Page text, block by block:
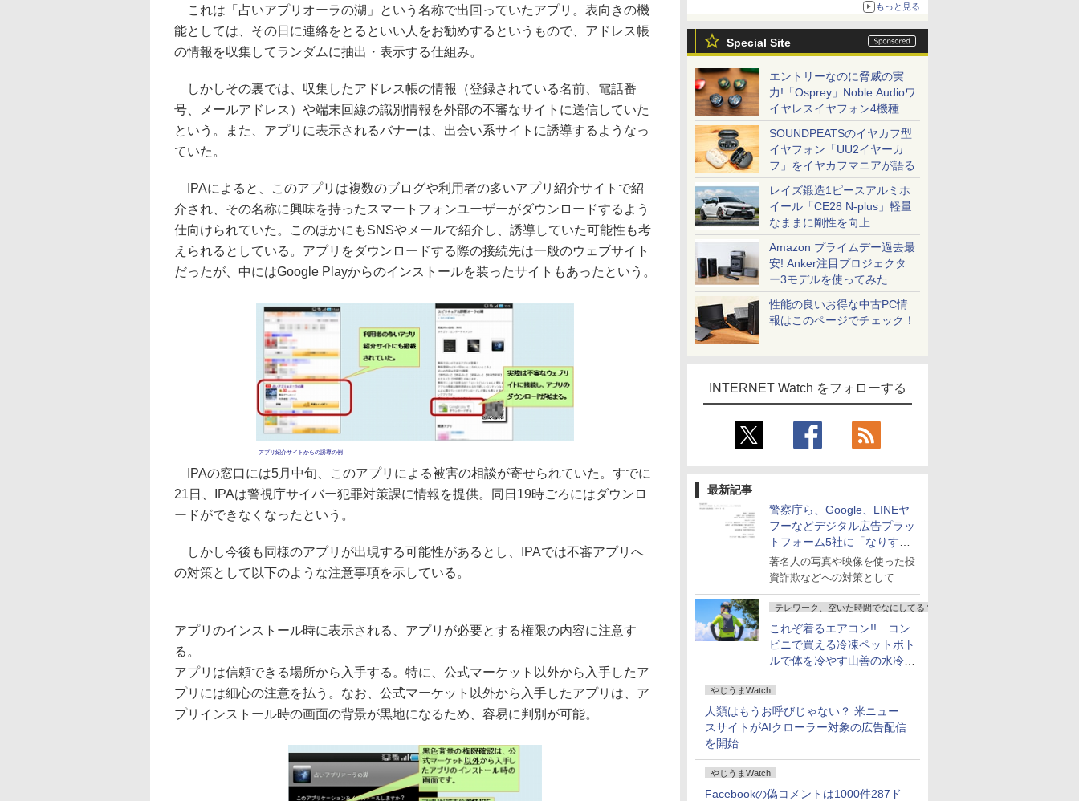
もっと見る
Special Site
エントリーなのに脅威の実
力!「Osprey」Noble Audioワ
イヤレスイヤフォン4機種を
一気に聴く
SOUNDPEATSのイヤカフ型
イヤフォン「UU2イヤーカ
フ」をイヤカフマニアが語る
レイズ鍛造1ピースアルミホ
イール「CE28 N-plus」軽量
なままに剛性を向上
Amazon プライムデー過去最
安! Anker注目プロジェクタ
ー3モデルを使ってみた
性能の良いお得な中古PC情
報はこのページでチェック！
INTERNET Watch をフォローする
最新記事
警察庁ら、Google、LINEヤ
フーなどデジタル広告プラッ
トフォーム5社に「なりすま
し詐欺広告」対策強化を要請
著名人の写真や映像を使った投
資詐欺などへの対策として
テレワーク、空いた時間でなにしてる？
これぞ着るエアコン!! コン
ビニで買える冷凍ペットボト
ルで体を冷やす山善の水冷ベ
ストがロードバイクにちょう
どいい【ぼっち・ざ・ろー
ど！その14】
やじうまWatch
人類はもうお呼びじゃない？ 米ニュー
スサイトがAIクローラー対象の広告配信
を開始
やじうまWatch
Facebookの偽コメントは1000件287ド
これは「占いアプリオーラの湖」という名称で出回っていたアプリ。表向きの機
能としては、その日に連絡をとるといい人をお勧めするというもので、アドレス帳
の情報を収集してランダムに抽出・表示する仕組み。
しかしその裏では、収集したアドレス帳の情報（登録されている名前、電話番
号、メールアドレス）や端末回線の識別情報を外部の不審なサイトに送信していた
という。また、アプリに表示されるバナーは、出会い系サイトに誘導するようなっ
ていた。
IPAによると、このアプリは複数のブログや利用者の多いアプリ紹介サイトで紹
介され、その名称に興味を持ったスマートフォンユーザーがダウンロードするよう
仕向けられていた。このほかにもSNSやメールで紹介し、誘導していた可能性も考
えられるとしている。アプリをダウンロードする際の接続先は一般のウェブサイト
だったが、中にはGoogle Playからのインストールを装ったサイトもあったという。
アプリ紹介サイトからの誘導の例
IPAの窓口には5月中旬、このアプリによる被害の相談が寄せられていた。すでに
21日、IPAは警視庁サイバー犯罪対策課に情報を提供。同日19時ごろにはダウンロ
ードができなくなったという。
しかし今後も同様のアプリが出現する可能性があるとし、IPAでは不審アプリへ
の対策として以下のような注意事項を示している。
アプリのインストール時に表示される、アプリが必要とする権限の内容に注意す
る。
アプリは信頼できる場所から入手する。特に、公式マーケット以外から入手したア
プリには細心の注意を払う。なお、公式マーケット以外から入手したアプリは、ア
プリインストール時の画面の背景が黒地になるため、容易に判別が可能。